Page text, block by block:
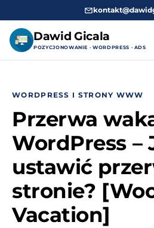
Dawid Gicala
POZYCJONOWANIE · WORDPRESS · ADS
treściWORDPRESS I STRONY WWW
Przerwa
WordPress –
ustawić
stronie?
Vacation]